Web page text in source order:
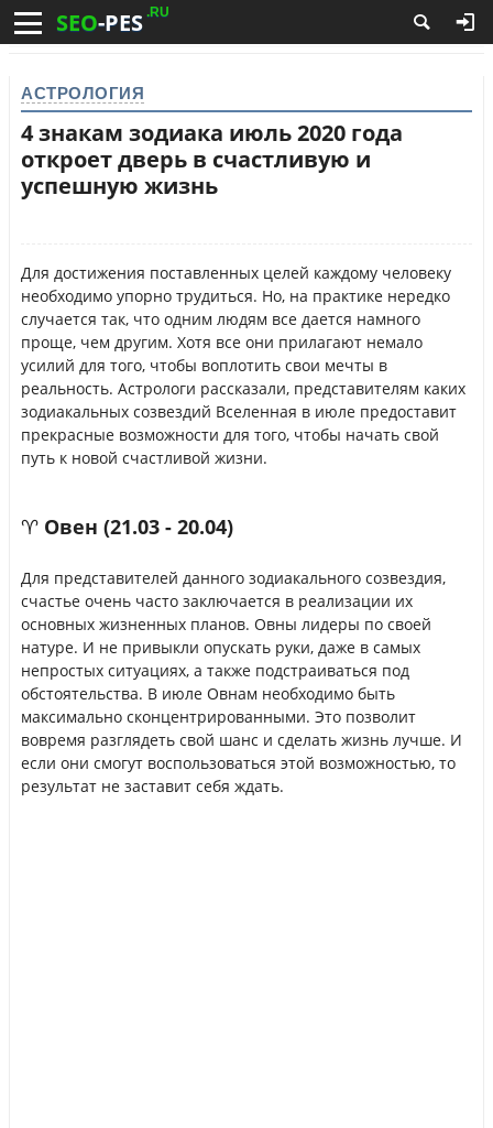
SEO-PES .RU
АСТРОЛОГИЯ
4 знакам зодиака июль 2020 года
откроет дверь в счастливую и
успешную жизнь
Для достижения поставленных целей каждому человеку
необходимо упорно трудиться. Но, на практике нередко
случается так, что одним людям все дается намного
проще, чем другим. Хотя все они прилагают немало
усилий для того, чтобы воплотить свои мечты в
реальность. Астрологи рассказали, представителям каких
зодиакальных созвездий Вселенная в июле предоставит
прекрасные возможности для того, чтобы начать свой
путь к новой счастливой жизни.
♈ Овен (21.03 - 20.04)
Для представителей данного зодиакального созвездия,
счастье очень часто заключается в реализации их
основных жизненных планов. Овны лидеры по своей
натуре. И не привыкли опускать руки, даже в самых
непростых ситуациях, а также подстраиваться под
обстоятельства. В июле Овнам необходимо быть
максимально сконцентрированными. Это позволит
вовремя разглядеть свой шанс и сделать жизнь лучше. И
если они смогут воспользоваться этой возможностью, то
результат не заставит себя ждать.